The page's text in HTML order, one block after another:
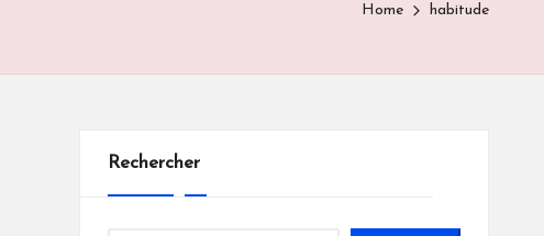
Home habitude
Rechercher